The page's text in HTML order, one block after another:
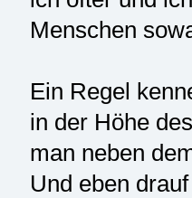
Menschen
Ein Regel
in der Höhe
man neben
Und eben